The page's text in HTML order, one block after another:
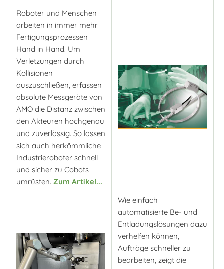
Roboter und Menschen
arbeiten in immer mehr
Fertigungsprozessen
Hand in Hand. Um
Verletzungen durch
Kollisionen
auszuschließen, erfassen
absolute Messgeräte von
AMO die Distanz zwischen
den Akteuren hochgenau
und zuverlässig. So lassen
sich auch herkömmliche
Industrieroboter schnell
und sicher zu Cobots
umrüsten. Zum Artikel...
Wie einfach
automatisierte Be- und
Entladungslösungen dazu
verhelfen können,
Aufträge schneller zu
bearbeiten, zeigt die